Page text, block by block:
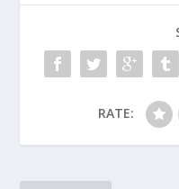
RATE: